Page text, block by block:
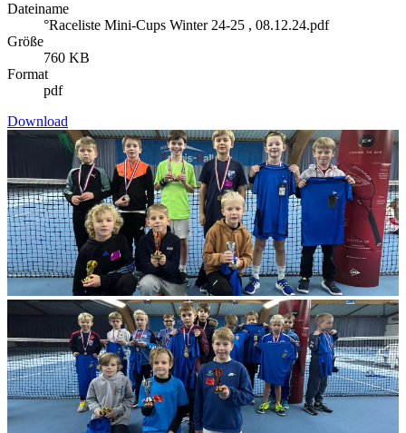
Dateiname
°Raceliste Mini-Cups Winter 24-25 , 08.12.24.pdf
Größe
760 KB
Format
pdf
Download